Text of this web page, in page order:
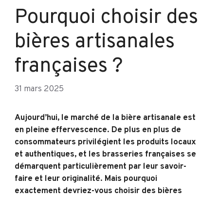
Pourquoi choisir des
bières artisanales
françaises ?
31 mars 2025
Aujourd’hui, le marché de la bière artisanale est
en pleine effervescence. De plus en plus de
consommateurs privilégient les produits locaux
et authentiques, et les brasseries françaises se
démarquent particulièrement par leur savoir-
faire et leur originalité. Mais pourquoi
exactement devriez-vous choisir des bières